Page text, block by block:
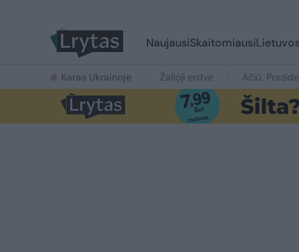
NaujausiSkaitomiausi
Karas Ukrainoje Žalioji erdvė Ačiū,